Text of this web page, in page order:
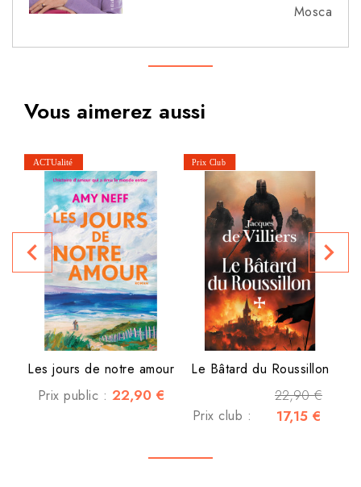
Mosca
Vous aimerez aussi
Les jours de notre amour
Prix public : 22,90 €
Le Bâtard du Roussillon
22,90 €
Prix club : 17,15 €
navigate_before navigate_next